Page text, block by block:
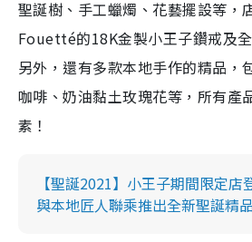
聖誕樹、手工蠟燭、花藝擺設等，
Fouetté的18K金製小王子鑽戒及
另外，還有多款本地手作的精品，
咖啡、奶油黏土玫瑰花等，所有產
素！
【聖誕2021】小王子期間限定店
與本地匠人聯乘推出全新聖誕精